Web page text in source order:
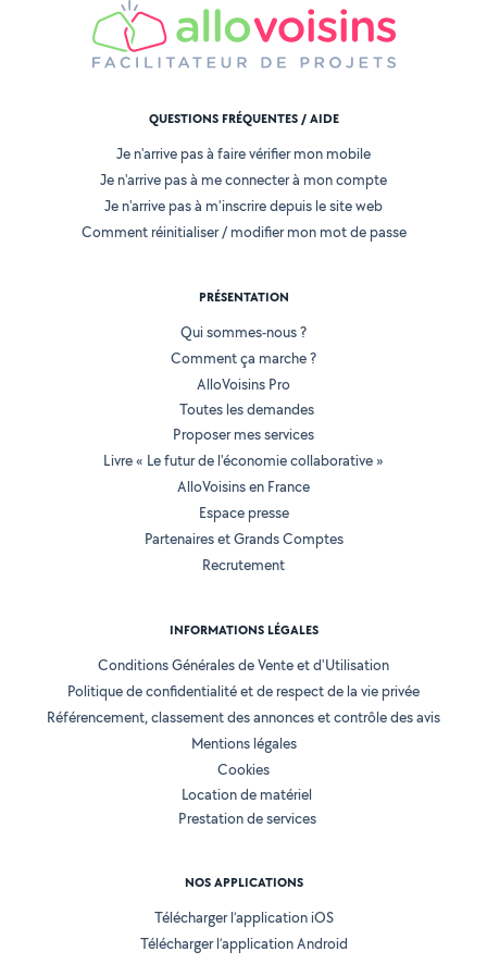
QUESTIONS FRÉQUENTES / AIDE
Je n'arrive pas à faire vérifier mon mobile
Je n'arrive pas à me connecter à mon compte
Je n'arrive pas à m'inscrire depuis le site web
Comment réinitialiser / modifier mon mot de passe
PRÉSENTATION
Qui sommes-nous ?
Comment ça marche ?
AlloVoisins Pro
Toutes les demandes
Proposer mes services
Livre « Le futur de l'économie collaborative »
AlloVoisins en France
Espace presse
Partenaires et Grands Comptes
Recrutement
INFORMATIONS LÉGALES
Conditions Générales de Vente et d'Utilisation
Politique de confidentialité et de respect de la vie privée
Référencement, classement des annonces et contrôle des avis
Mentions légales
Cookies
Location de matériel
Prestation de services
NOS APPLICATIONS
Télécharger l’application iOS
Télécharger l’application Android